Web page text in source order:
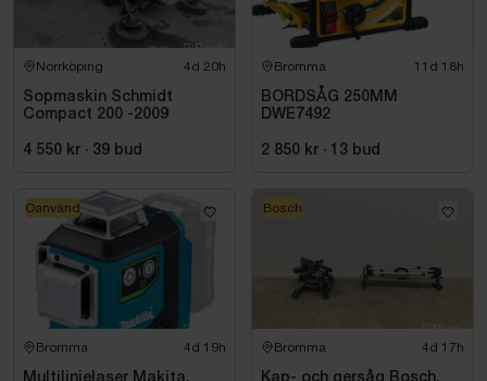
Norrköping 4d 20h
Sopmaskin Schmidt
Compact 200 -2009
4 550 kr · 39 bud
Bromma 11d 18h
BORDSÅG 250MM
DWE7492
2 850 kr · 13 bud
Bromma 4d 19h
Oanvänd
Bromma 4d 17h
Bosch